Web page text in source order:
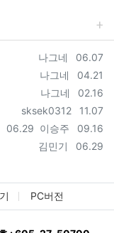
등록자
나그네 등록일
06.07
등록자
나그네 등록일
04.21
등록자
나그네 등록일
02.16
등록자
sksek0312 등록일
11.07
등록자
이승주 등록일
09.16
등록일
06.29
등록자
김민기 등록일
06.29
PC버전